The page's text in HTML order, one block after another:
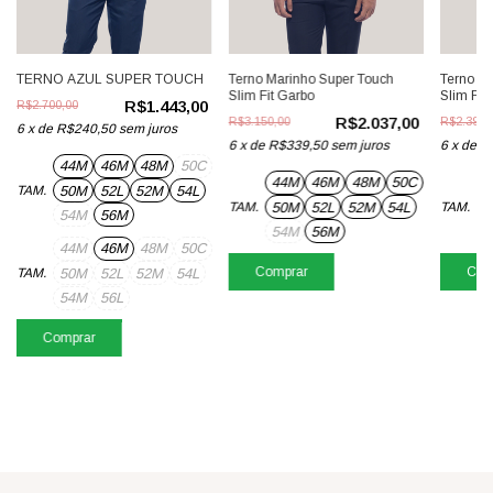
TERNO AZUL SUPER TOUCH
R$1.443,00
R$2.700,00
6 x de R$240,50 sem juros
TAM.
44M 46M 48M
50C
50M
52L 52M
54L
54M
56M
TAM.
44M 46M 48M
50C
50M
52L 52M
54L
54M
56L
Comprar
Terno Marinho Super Touch
Slim Fit Garbo
R$2.037,00
R$3.150,00
6 xde R$339,50 sem juros
TAM.
44M 46M 48M
50C
50M
52L 52M
54L
54M
56M
Comprar
Terno
Slim Fit
6 x de
TAM.